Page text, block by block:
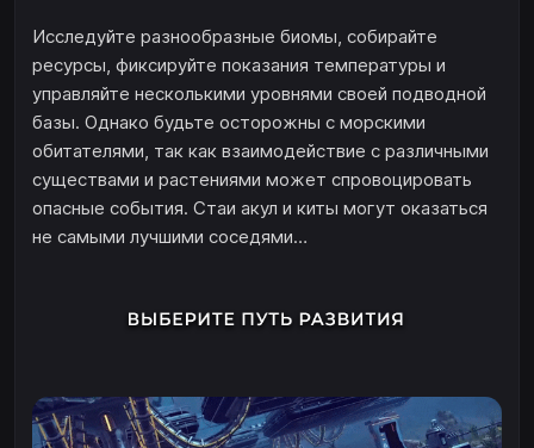
Исследуйте разнообразные биомы, собирайте
ресурсы, фиксируйте показания температуры и
управляйте несколькими уровнями своей подводной
базы. Однако будьте осторожны с морскими
обитателями, так как взаимодействие с различными
существами и растениями может спровоцировать
опасные события. Стаи акул и киты могут оказаться
не самыми лучшими соседями…